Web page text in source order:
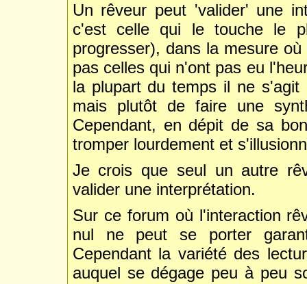
Un rêveur peut 'valider' une
c'est celle qui le touche le
progresser), dans la mesure
pas celles qui n'ont pas eu
la plupart du temps il ne
mais plutôt de faire une
Cependant, en dépit de sa
tromper lourdement et
Je crois que seul un autre
valider une interprétation.
Sur ce forum où l'interaction
nul ne peut se porter
Cependant la variété des
auquel se dégage peu à peu